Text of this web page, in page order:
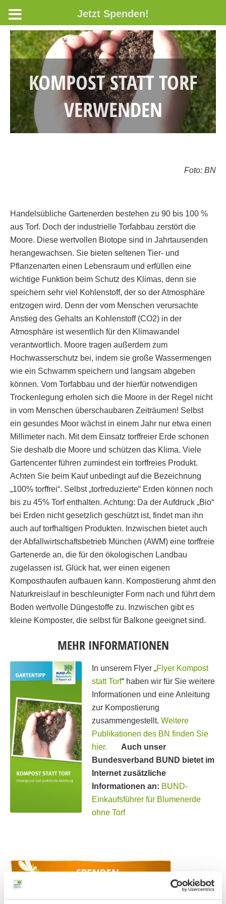
KOMPOST STATT TORF
VERWENDEN
Foto: BN
Handelsübliche Gartenerden bestehen zu 90 bis 100 %
aus Torf. Doch der industrielle Torfabbau zerstört die
Moore. Diese wertvollen Biotope sind in Jahrtausenden
herangewachsen. Sie bieten seltenen Tier- und
Pflanzenarten einen Lebensraum und erfüllen eine
wichtige Funktion beim Schutz des Klimas, denn sie
speichern sehr viel Kohlenstoff, der so der Atmosphäre
entzogen wird. Denn der vom Menschen verursachte
Anstieg des Gehalts an Kohlenstoff (CO2) in der
Atmosphäre ist wesentlich für den Klimawandel
verantwortlich. Moore tragen außerdem zum
Hochwasserschutz bei, indem sie große Wassermengen
wie ein Schwamm speichern und langsam abgeben
können. Vom Torfabbau und der hierfür notwendigen
Trockenlegung erholen sich die Moore in der Regel nicht
in vom Menschen überschaubaren Zeiträumen! Selbst
ein gesundes Moor wächst in einem Jahr nur etwa einen
Millimeter nach. Mit dem Einsatz torffreier Erde schonen
Sie deshalb die Moore und schützen das Klima. Viele
Gartencenter führen zumindest ein torffreies Produkt.
Achten Sie beim Kauf unbedingt auf die Bezeichnung
„100% torffrei“. Selbst „torfreduzierte“ Erden können noch
bis zu 45% Torf enthalten. Achtung: Da der Aufdruck „Bio“
bei Erden nicht gesetzlich geschützt ist, findet man ihn
auch auf torfhaltigen Produkten. Inzwischen bietet auch
der Abfallwirtschaftsbetrieb München (AWM) eine torffreie
Gartenerde an, die für den ökologischen Landbau
zugelassen ist. Glück hat, wer einen eigenen
Komposthaufen aufbauen kann. Kompostierung ahmt den
Naturkreislauf in beschleunigter Form nach und führt dem
Boden wertvolle Düngestoffe zu. Inzwischen gibt es
kleine Komposter, die selbst für Balkone geeignet sind.
MEHR INFORMATIONEN
In unserem Flyer „Flyer Kompost
statt Torf“ haben wir für Sie weitere
Informationen und eine Anleitung
zur Kompostierung
zusammengestellt. Weitere
Publikationen des BN finden Sie
hier.
Auch unser
Bundesverband BUND bietet im
Internet zusätzliche
Informationen an: BUND-
Einkaufsführer für Blumenerde
ohne Torf
Jetzt Spenden!